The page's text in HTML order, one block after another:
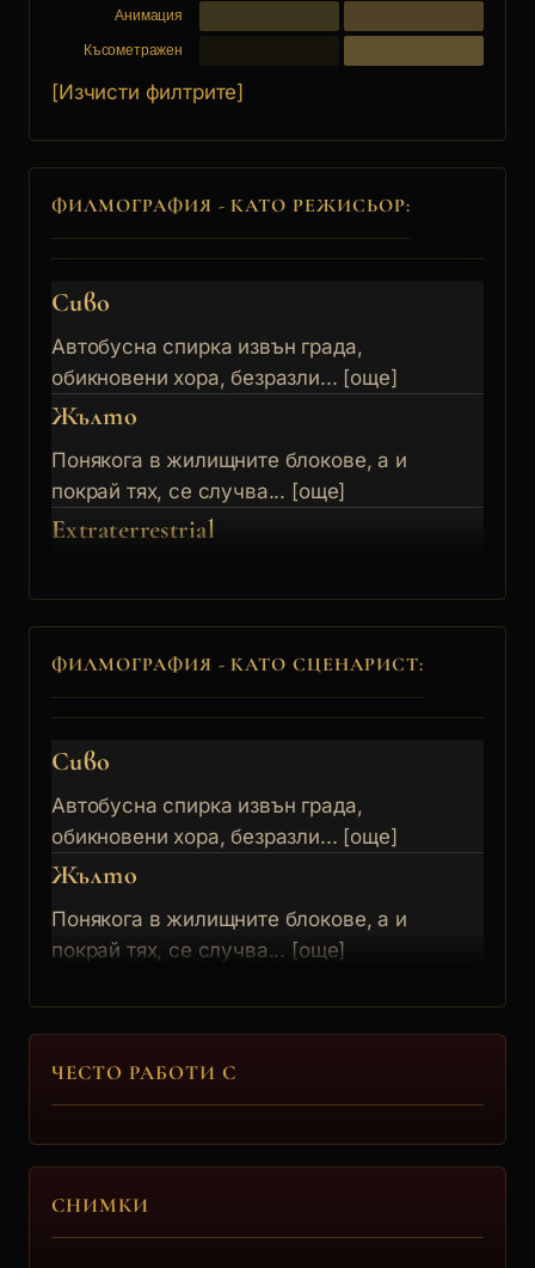
Анимация
Късометражен
[Изчисти филтрите]
ФИЛМОГРАФИЯ - КАТО РЕЖИСЬОР:
Сиво
Автобусна спирка извън града,
обикновени хора, безразли... [още]
Жълто
Понякога в жилищните блокове, а и
покрай тях, се случва... [още]
Extraterrestrial
ФИЛМОГРАФИЯ - КАТО СЦЕНАРИСТ:
Сиво
Автобусна спирка извън града,
обикновени хора, безразли... [още]
Жълто
Понякога в жилищните блокове, а и
покрай тях, се случва... [още]
ЧЕСТО РАБОТИ С
СНИМКИ